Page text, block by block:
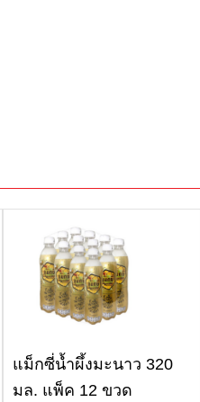
แม็กซี่น้ำผึ้งมะนาว 320
มล. แพ็ค 12 ขวด